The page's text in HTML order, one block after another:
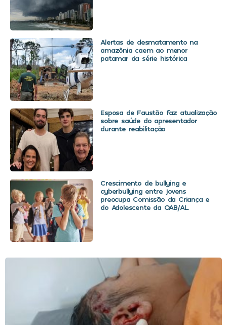
Alertas de desmatamento na
amazônia caem ao menor
patamar da série histórica
Esposa de Faustão faz atualização
sobre saúde do apresentador
durante reabilitação
Crescimento de bullying e
cyberbullying entre jovens
preocupa Comissão da Criança e
do Adolescente da OAB/AL